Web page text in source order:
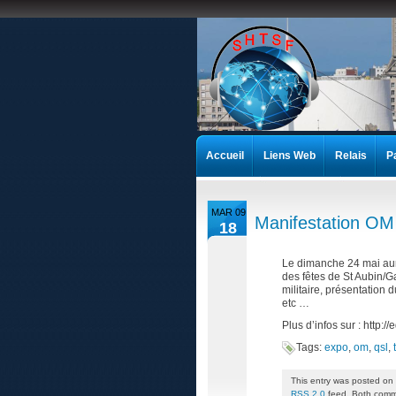
MAR 09
18 Manifestation
Le dimanche 24 mai
des fêtes de St Aubin/
militaire, présentation
etc …
Plus d’infos sur :
Tags: expo, om, qsl ,
This entry was posted
RSS 2.0 feed. Both
Accueil Liens Web Relais